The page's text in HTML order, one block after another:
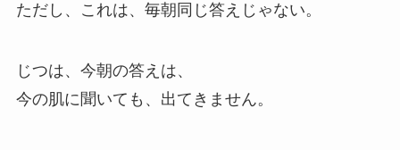
ただし、これは、毎朝同じ答えじゃない。
じつは、今朝の答えは、
今の肌に聞いても、出てきません。